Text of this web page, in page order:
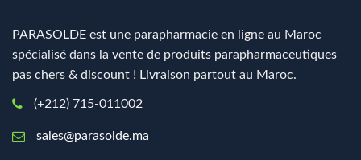
PARASOLDE est une parapharmacie en ligne au Maroc
spécialisé dans la vente de produits parapharmaceutiques
pas chers & discount ! Livraison partout au Maroc.
(+212) 715-011002
sales@parasolde.ma